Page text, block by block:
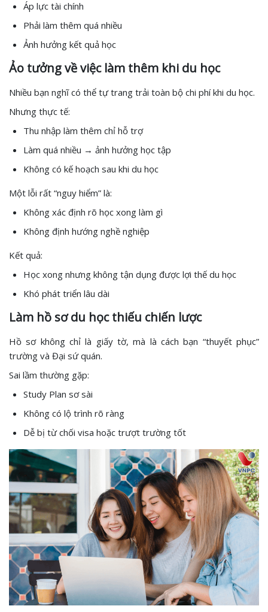
Áp lực tài chính
Phải làm thêm quá nhiều
Ảnh hưởng kết quả học
Ảo tưởng về việc làm thêm khi du học
Nhiều bạn nghĩ có thể tự trang trải toàn bộ chi phí khi du học.
Nhưng thực tế:
Thu nhập làm thêm chỉ hỗ trợ
Làm quá nhiều → ảnh hưởng học tập
Không có kế hoạch sau khi du học
Một lỗi rất “nguy hiểm” là:
Không xác định rõ học xong làm gì
Không định hướng nghề nghiệp
Kết quả:
Học xong nhưng không tận dụng được lợi thế du học
Khó phát triển lâu dài
Làm hồ sơ du học thiếu chiến lược
Hồ sơ không chỉ là giấy tờ, mà là cách bạn “thuyết phục”
trường và Đại sứ quán.
Sai lầm thường gặp:
Study Plan sơ sài
Không có lộ trình rõ ràng
Dễ bị từ chối visa hoặc trượt trường tốt